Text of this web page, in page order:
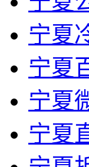
宁夏
宁夏
宁夏
宁夏